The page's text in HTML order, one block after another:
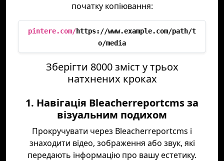
початку копіювання:
pintere.com/https://www.example.com/path/t
o/media
Зберігти 8000 зміст у трьох
натхнених кроках
1. Навігація Bleacherreportcms за
візуальним подихом
Прокручувати через Bleacherreportcms і
знаходити відео, зображення або звук, які
передають інформацію про вашу естетику.